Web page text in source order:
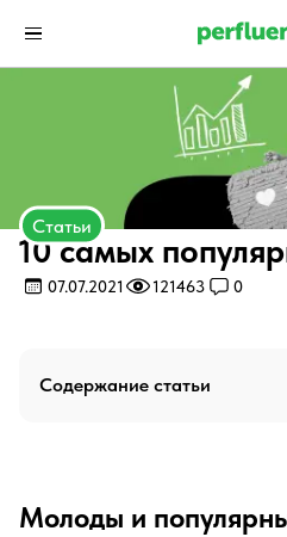
Статьи
10 самых
07.07.2021 121463 0
Содержание статьи
Молоды и